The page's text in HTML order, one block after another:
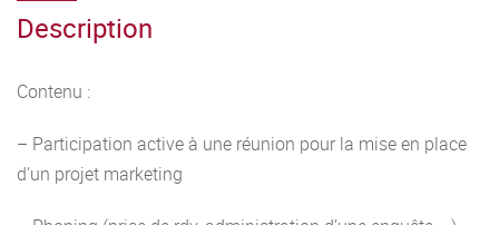
Description
Contenu :
– Participation active à une réunion pour la mise en place
d’un projet marketing